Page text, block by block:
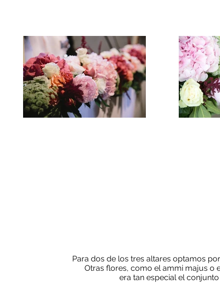
Para dos de los tres altares optamos
Otras flores, como el ammi majus o
era tan especial el